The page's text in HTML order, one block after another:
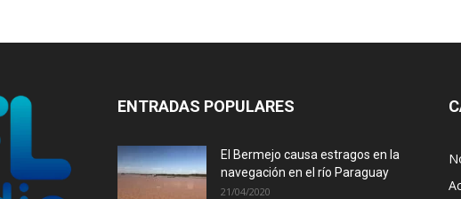
ENTRADAS POPULARES
El Bermejo causa estragos en la
navegación en el río Paraguay
21/04/2020